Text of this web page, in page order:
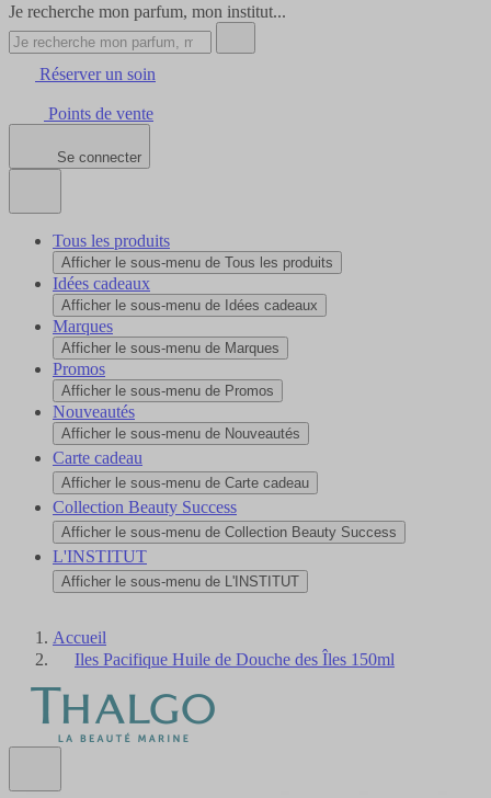
Je recherche mon parfum, mon institut...
Réserver un soin
Points de vente
Se connecter
Tous les produits
Afficher le sous-menu de Tous les produits
Idées cadeaux
Afficher le sous-menu de Idées cadeaux
Marques
Afficher le sous-menu de Marques
Promos
Afficher le sous-menu de Promos
Nouveautés
Afficher le sous-menu de Nouveautés
Carte cadeau
Afficher le sous-menu de Carte cadeau
Collection Beauty Success
Afficher le sous-menu de Collection Beauty Success
L'INSTITUT
Afficher le sous-menu de L'INSTITUT
Accueil
Iles Pacifique Huile de Douche des Îles 150ml